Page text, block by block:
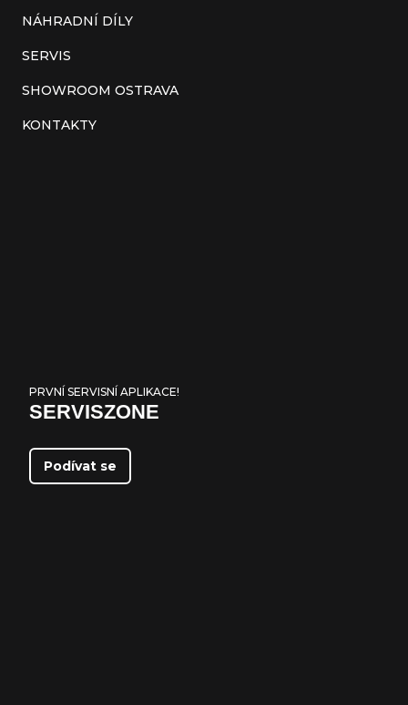
NÁHRADNÍ DÍLY
SERVIS
SHOWROOM OSTRAVA
KONTAKTY
PRVNÍ SERVISNÍ APLIKACE!
SERVISZONE
Podívat se